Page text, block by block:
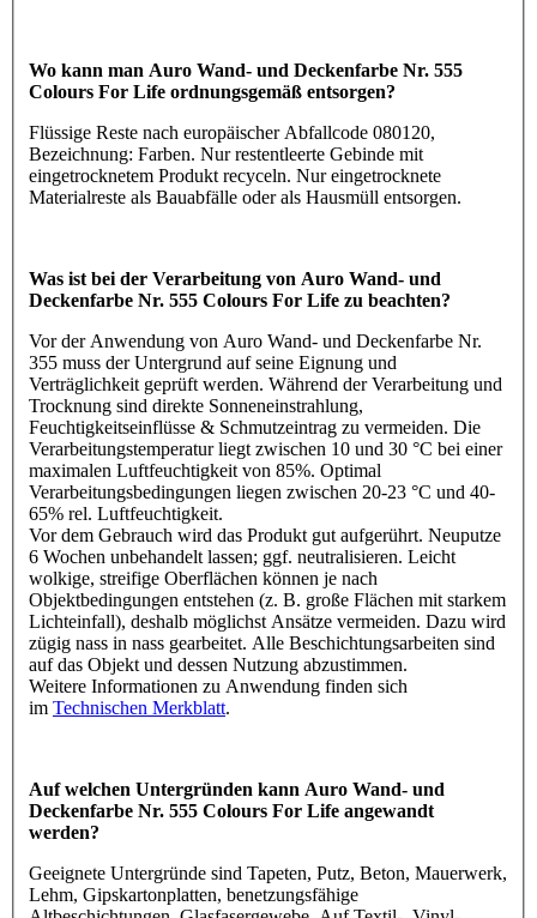
Wo kann man Auro Wand- und Deckenfarbe Nr. 555
Colours For Life ordnungsgemäß entsorgen?
Flüssige Reste nach europäischer Abfallcode 080120,
Bezeichnung: Farben. Nur restentleerte Gebinde mit
eingetrocknetem Produkt recyceln. Nur eingetrocknete
Materialreste als Bauabfälle oder als Hausmüll entsorgen.
Was ist bei der Verarbeitung von Auro Wand- und
Deckenfarbe Nr. 555 Colours For Life zu beachten?
Vor der Anwendung von Auro Wand- und Deckenfarbe Nr.
355 muss der Untergrund auf seine Eignung und
Verträglichkeit geprüft werden. Während der Verarbeitung und
Trocknung sind direkte Sonneneinstrahlung,
Feuchtigkeitseinflüsse & Schmutzeintrag zu vermeiden. Die
Verarbeitungstemperatur liegt zwischen 10 und 30 °C bei einer
maximalen Luftfeuchtigkeit von 85%. Optimal
Verarbeitungsbedingungen liegen zwischen 20-23 °C und 40-
65% rel. Luftfeuchtigkeit.
Vor dem Gebrauch wird das Produkt gut aufgerührt. Neuputze
6 Wochen unbehandelt lassen; ggf. neutralisieren. Leicht
wolkige, streifige Oberflächen können je nach
Objektbedingungen entstehen (z. B. große Flächen mit starkem
Lichteinfall), deshalb möglichst Ansätze vermeiden. Dazu wird
zügig nass in nass gearbeitet. Alle Beschichtungsarbeiten sind
auf das Objekt und dessen Nutzung abzustimmen.
Weitere Informationen zu Anwendung finden sich
im Technischen Merkblatt.
Auf welchen Untergründen kann Auro Wand- und
Deckenfarbe Nr. 555 Colours For Life angewandt
werden?
Geeignete Untergründe sind Tapeten, Putz, Beton, Mauerwerk,
Lehm, Gipskartonplatten, benetzungsfähige